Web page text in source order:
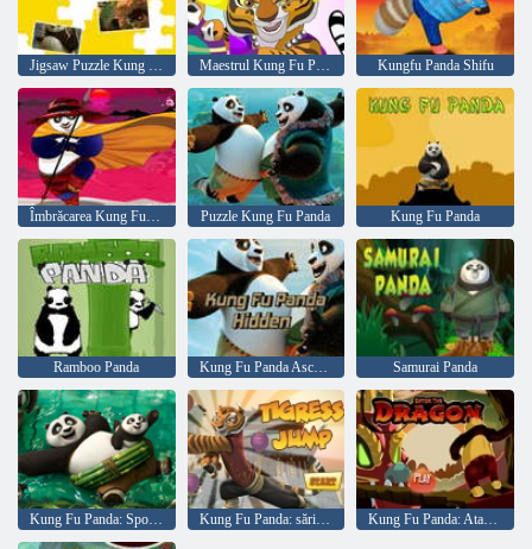
Maestrul Kung Fu Panda Tigress Kungfu Panda Shifu
Îmbrăcarea Kung Fu Panda Puzzle Kung Fu Panda Kung Fu Panda
Ramboo Panda Kung Fu Panda Ascuns Samurai Panda
Kung Fu Panda: Spot Letters Kung Fu Panda: sărituri cu Tiger Kung Fu Panda: Atacul Dragonului